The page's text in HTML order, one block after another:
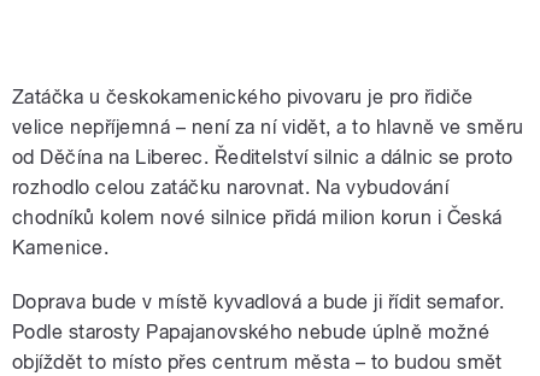
Zatáčka u českokamenického pivovaru je pro řidiče
velice nepříjemná – není za ní vidět, a to hlavně ve směru
od Děčína na Liberec. Ředitelství silnic a dálnic se proto
rozhodlo celou zatáčku narovnat. Na vybudování
chodníků kolem nové silnice přidá milion korun i Česká
Kamenice.
Doprava bude v místě kyvadlová a bude ji řídit semafor.
Podle starosty Papajanovského nebude úplně možné
objíždět to místo přes centrum města – to budou smět